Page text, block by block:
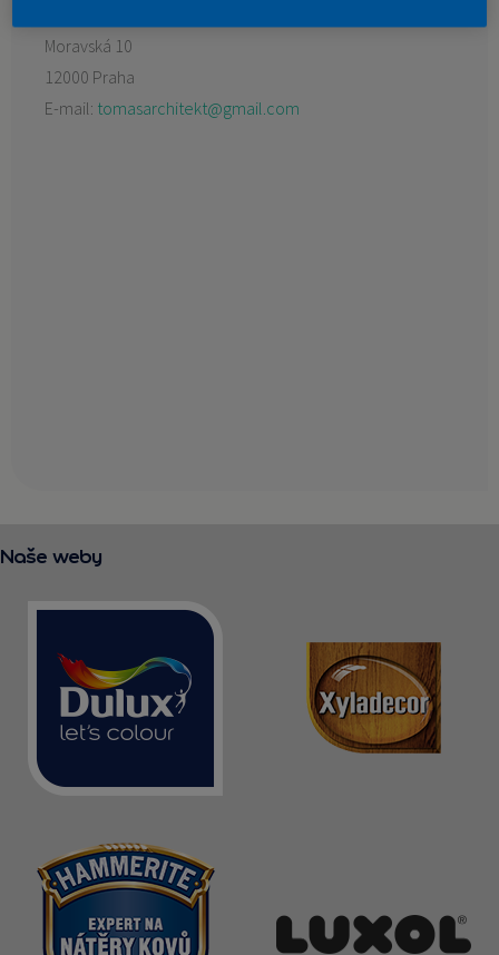
Moravská 10
12000 Praha
E-mail: tomasarchitekt@gmail.com
Naše weby